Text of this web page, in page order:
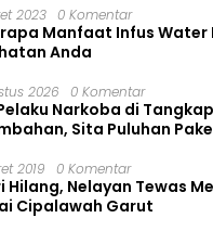
2023 0 Komentar
Manfaat Infus Water
Anda
2026 0 Komentar
Narkoba di
Sita Puluhan
2019 0 Komentar
Hilang, Nelayan Tewas
Cipalawah Garut